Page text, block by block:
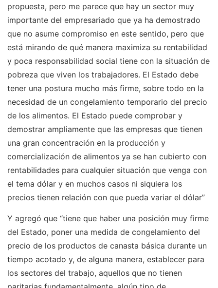
propuesta, pero me parece que hay un sector muy
importante del empresariado que ya ha demostrado
que no asume compromiso en este sentido, pero que
está mirando de qué manera maximiza su rentabilidad
y poca responsabilidad social tiene con la situación de
pobreza que viven los trabajadores. El Estado debe
tener una postura mucho más firme, sobre todo en la
necesidad de un congelamiento temporario del precio
de los alimentos. El Estado puede comprobar y
demostrar ampliamente que las empresas que tienen
una gran concentración en la producción y
comercialización de alimentos ya se han cubierto con
rentabilidades para cualquier situación que venga con
el tema dólar y en muchos casos ni siquiera los
precios tienen relación con que pueda variar el dólar”
Y agregó que “tiene que haber una posición muy firme
del Estado, poner una medida de congelamiento del
precio de los productos de canasta básica durante un
tiempo acotado y, de alguna manera, establecer para
los sectores del trabajo, aquellos que no tienen